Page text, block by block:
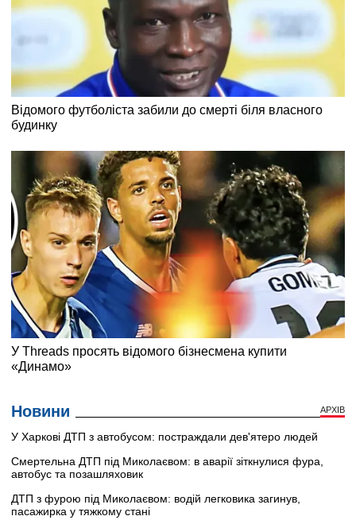
Новини АРХІВ
У Харкові ДТП з автобусом: постраждали дев'ятеро людей
Смертельна ДТП під Миколаєвом: в аварії зіткнулися фура,
автобус та позашляховик
ДТП з фурою під Миколаєвом: водій легковика загинув,
пасажирка у тяжкому стані